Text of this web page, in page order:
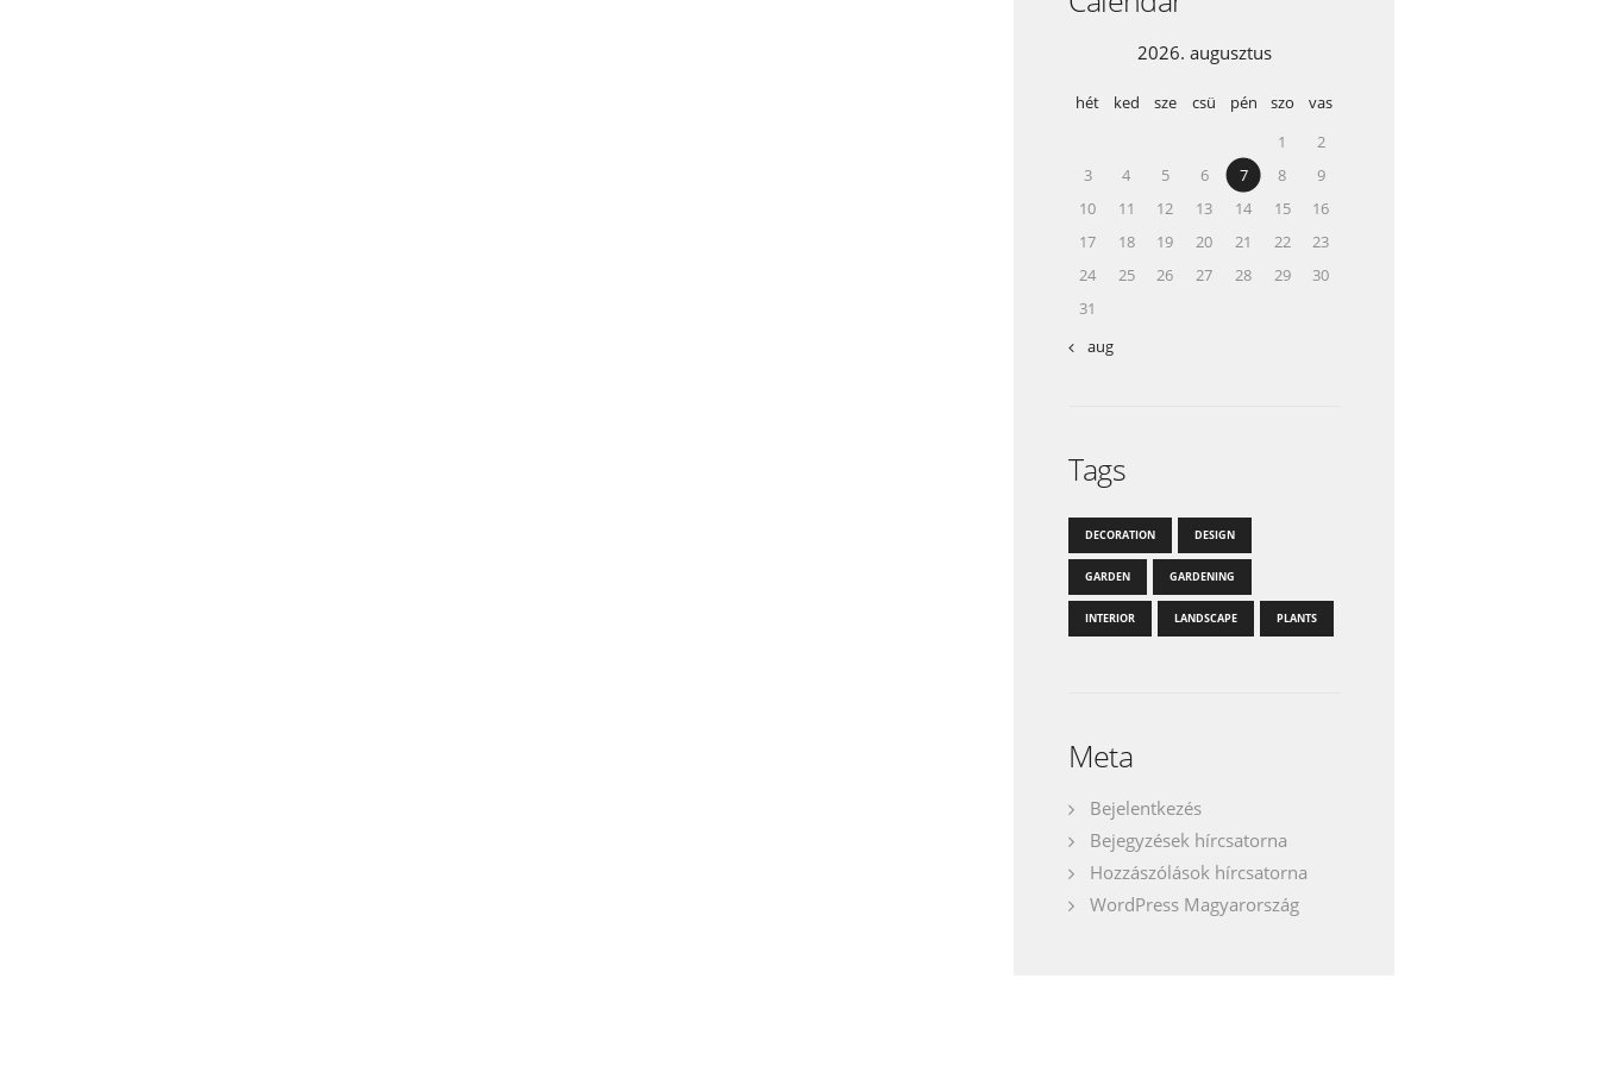
2026. augusztus
hét ked sze csü pén szo
vas
1
2
3
4 5 6 7 8
9
10
11 12 13 14 15
16
17
18 19 20 21 22
23
24
25 26 27 28 29
30
31
« aug
Tags
DECORATION DESIGN
GARDEN GARDENING
INTERIOR LANDSCAPE PLANTS
Meta
Bejelentkezés
Bejegyzések hírcsatorna
Hozzászólások hírcsatorna
WordPress Magyarország